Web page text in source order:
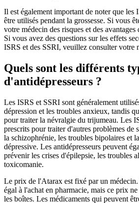
Il est également important de noter que les
être utilisés pendant la grossesse. Si vous
votre médecin des risques et des avantages
Si vous avez des questions sur les effets
ISRS et des SSRI, veuillez consulter votre
Quels sont les différents
d'antidépresseurs ?
Les ISRS et SSRI sont généralement
dépression et les troubles anxieux, tandis
pour traiter la névralgie du trijumeau. Les
prescrits pour traiter d'autres problèmes de
la schizophrénie, les troubles bipolaires et
dépressive. Les antidépresseurs peuvent
prévenir les crises d'épilepsie, les troubles
toxicomanie.
Le prix de l'Atarax est fixé par un
égal à l'achat en pharmacie, mais ce prix
les boîtes. Les médicaments qui peuvent